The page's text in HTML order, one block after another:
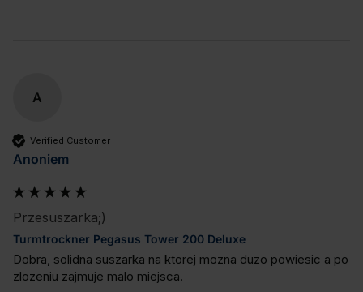
A
Verified Customer
Anoniem
Przesuszarka;)
Turmtrockner Pegasus Tower 200 Deluxe
Dobra, solidna suszarka na ktorej mozna duzo powiesic a po
zlozeniu zajmuje malo miejsca.